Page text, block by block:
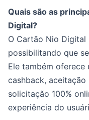
Quais são as
Digital?
O Cartão Nio Digital
possibilitando que
Ele também oferece
cashback,
solicitação 100%
experiência do